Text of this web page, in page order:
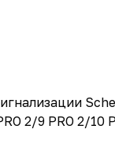
2/9 PRO 2/10